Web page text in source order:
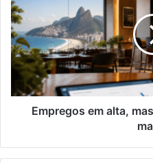
na
cozinha
alta,
mas
ICMS
acende
alerta
março
Empregos em alta,